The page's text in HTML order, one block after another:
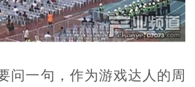
问一句，作为游戏达人的周